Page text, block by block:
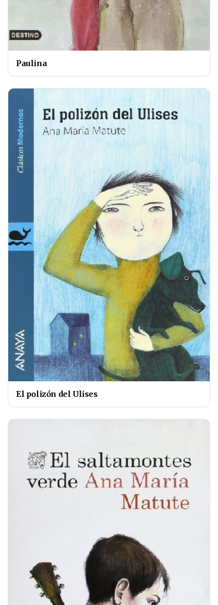
Paulina
El polizón del Ulises